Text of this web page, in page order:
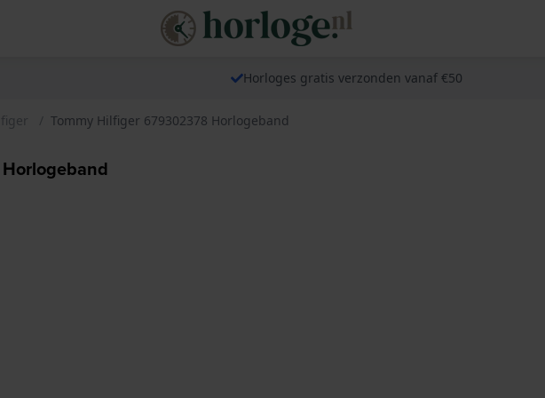
Horloges gratis verzonden vanaf €50
Tommy Hilfiger 679302378 Horlogeband